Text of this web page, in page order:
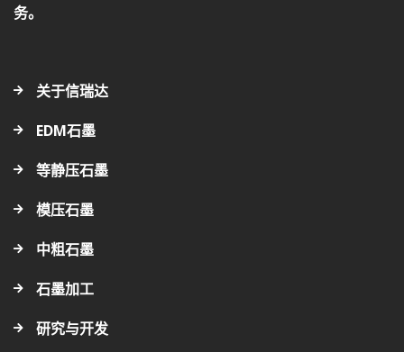
务。
关于信瑞达
EDM石墨
等静压石墨
模压石墨
中粗石墨
石墨加工
研究与开发